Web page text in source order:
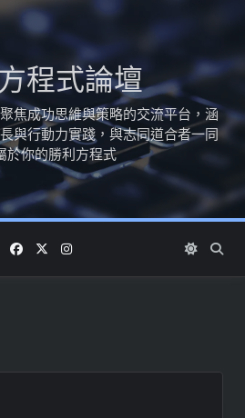
程式論壇
焦成功思維與策略的交流平台，涵
與行動力實踐，與志同道合者一同
於你的勝利方程式